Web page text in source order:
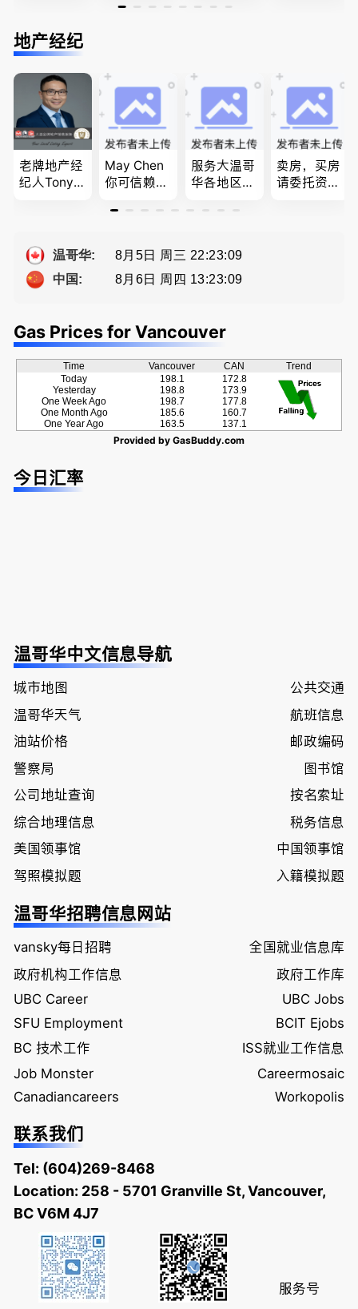
法/公司法/
民事商业诉
刑事辩护/
婚前协议，
买卖
纠纷，审判
地产经纪
老牌地产经
纪人Tony L
佣
May Chen
你可信赖的
为你提供全
服务
服务大温哥
华各地区的
地产专业持
Sophia Fan
资产规划管
卖房，买房
请委托资深
温哥华:
8月5日 周三 22:23:10
中国:
8月6日 周四 13:23:10
Gas Prices for Vancouver
Time Vancouver CAN
Trend
Today
Yesterday
One Week Ago
One Month Ago
One Year Ago
198.1
198.8
198.7
185.6
163.5
172.8
173.9
177.8
160.7
137.1
Provided by GasBuddy.com
今日汇率
温哥华中文信息导航
城市地图
公共交通
温哥华天气
航班信息
油站价格
邮政编码
警察局
图书馆
公司地址查询
按名索址
综合地理信息
税务信息
美国领事馆
中国领事馆
驾照模拟题
入籍模拟题
温哥华招聘信息网站
vansky每日招聘
全国就业信息库
政府机构工作信息
政府工作库
UBC Career
UBC Jobs
SFU Employment
BCIT Ejobs
BC 技术工作
ISS就业工作信息
Job Monster
Careermosaic
Canadiancareers
Workopolis
联系我们
Tel: (604)269-8468
Location: 258 - 5701 Granville St, Vancouver,
BC V6M 4J7
服务号